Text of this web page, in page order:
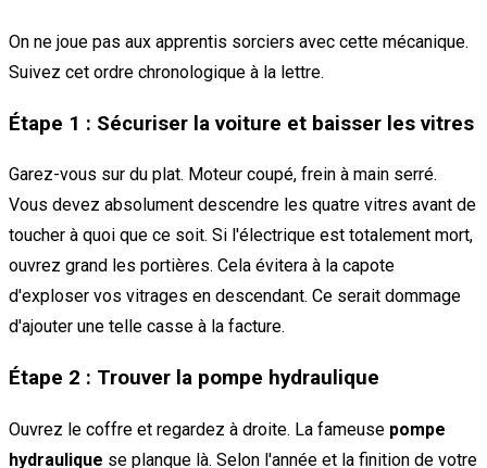
On ne joue pas aux apprentis sorciers avec cette mécanique.
Suivez cet ordre chronologique à la lettre.
Étape 1 : Sécuriser la voiture et baisser les vitres
Garez-vous sur du plat. Moteur coupé, frein à main serré.
Vous devez absolument descendre les quatre vitres avant de
toucher à quoi que ce soit. Si l'électrique est totalement mort,
ouvrez grand les portières. Cela évitera à la capote
d'exploser vos vitrages en descendant. Ce serait dommage
d'ajouter une telle casse à la facture.
Étape 2 : Trouver la pompe hydraulique
Ouvrez le coffre et regardez à droite. La fameuse pompe
hydraulique se planque là. Selon l'année et la finition de votre